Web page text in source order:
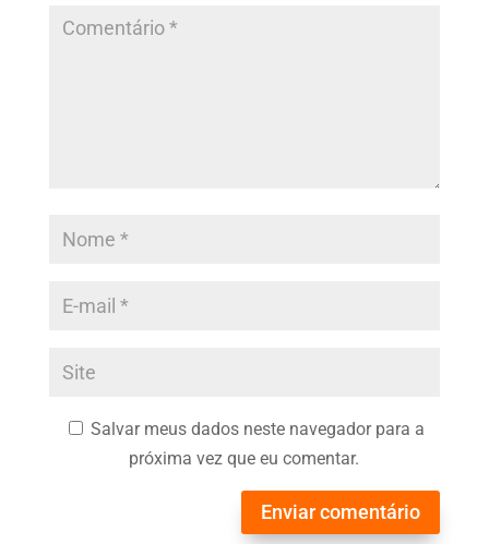
Salvar meus dados neste navegador para a
próxima vez que eu comentar.
Enviar comentário